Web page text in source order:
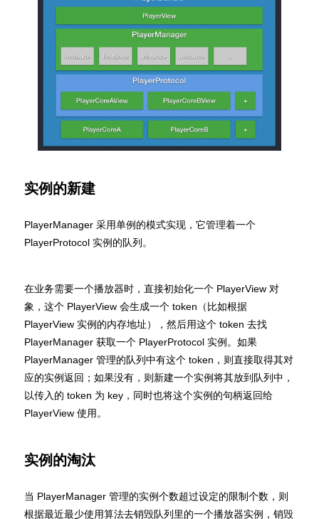
实例的新建
PlayerManager 采用单例的模式实现，它管理着一个
PlayerProtocol 实例的队列。
在业务需要一个播放器时，直接初始化一个 PlayerView 对
象，这个 PlayerView 会生成一个 token（比如根据
PlayerView 实例的内存地址），然后用这个 token 去找
PlayerManager 获取一个 PlayerProtocol 实例。如果
PlayerManager 管理的队列中有这个 token，则直接取得其对
应的实例返回；如果没有，则新建一个实例将其放到队列中，
以传入的 token 为 key，同时也将这个实例的句柄返回给
PlayerView 使用。
实例的淘汰
当 PlayerManager 管理的实例个数超过设定的限制个数，则
根据最近最少使用算法去销毁队列里的一个播放器实例，销毁